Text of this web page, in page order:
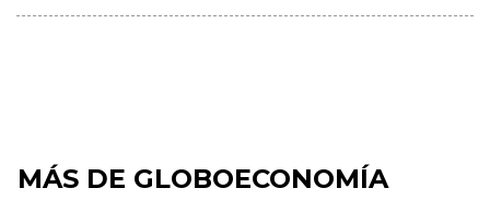
MÁS DE GLOBOECONOMÍA